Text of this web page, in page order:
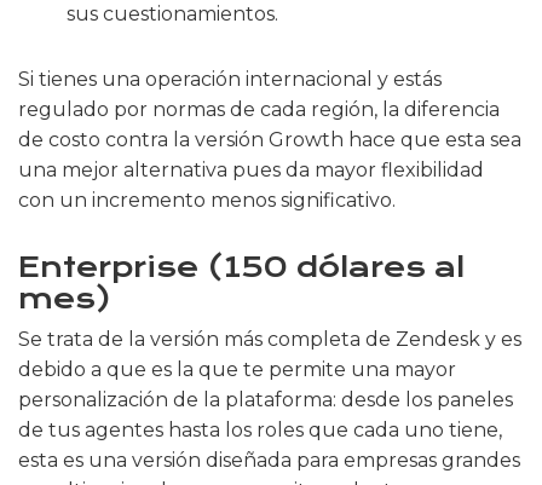
sus cuestionamientos.
Si tienes una operación internacional y estás
regulado por normas de cada región, la diferencia
de costo contra la versión Growth hace que esta sea
una mejor alternativa pues da mayor flexibilidad
con un incremento menos significativo.
Enterprise (150 dólares al
mes)
Se trata de la versión más completa de Zendesk y es
debido a que es la que te permite una mayor
personalización de la plataforma: desde los paneles
de tus agentes hasta los roles que cada uno tiene,
esta es una versión diseñada para empresas grandes